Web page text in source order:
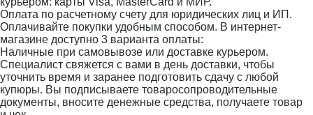
Оплата по расчетному счету для юридических лиц и ИП.
Оплачивайте покупки удобным способом. В интернет-
магазине доступно 3 варианта оплаты:
Наличные при самовывозе или доставке курьером.
Специалист свяжется с вами в день доставки, чтобы
уточнить время и заранее подготовить сдачу с любой
купюры. Вы подписываете товаросопроводительные
документы, вносите денежные средства, получаете товар